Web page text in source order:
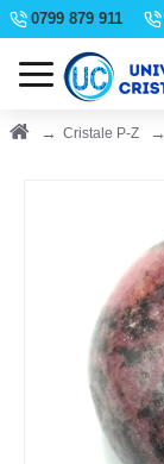
0799 879 911
Cristale P-Z